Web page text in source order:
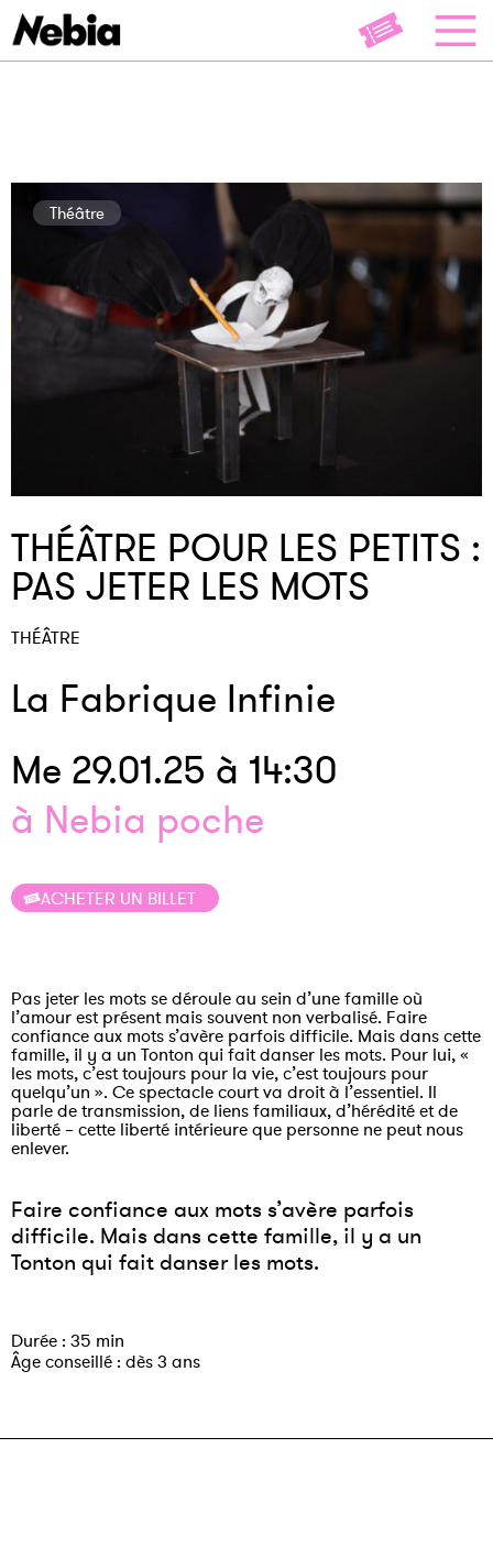
Théâtre
THÉÂTRE
THÉÂTRE POUR LES PETITS :
PAS JETER LES MOTS
La Fabrique Infinie
Me 29.01.25 à 14:30
à Nebia poche
ACHETER UN BILLET
Faire confiance aux mots s’avère parfois
difficile. Mais dans cette famille, il y a un
Tonton qui fait danser les mots.
Durée : 35 min
Âge conseillé : dès 3 ans
Pas jeter les mots se déroule au sein d’une famille où
l’amour est présent mais souvent non verbalisé. Faire
confiance aux mots s’avère parfois difficile. Mais dans cette
famille, il y a un Tonton qui fait danser les mots. Pour lui, «
les mots, c’est toujours pour la vie, c’est toujours pour
quelqu’un ». Ce spectacle court va droit à l’essentiel. Il
parle de transmission, de liens familiaux, d’hérédité et de
liberté – cette liberté intérieure que personne ne peut nous
enlever.